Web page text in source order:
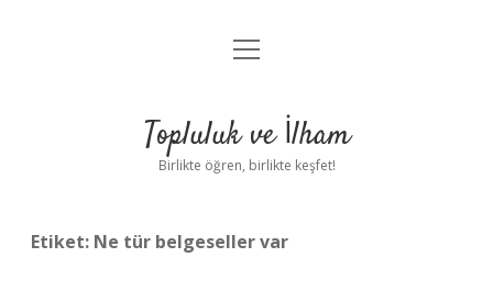
Anasayfa
Yasal Uyarı
menüyü
Topluluk ve İlham
Birlikte öğren, birlikte keşfet!
Etiket: Ne tür belgeseller var